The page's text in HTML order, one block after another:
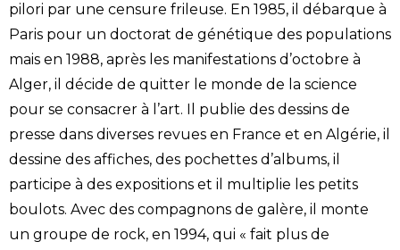
pilori par une censure frileuse. En 1985, il débarque à
Paris pour un doctorat de génétique des populations
mais en 1988, après les manifestations d’octobre à
Alger, il décide de quitter le monde de la science
pour se consacrer à l’art. Il publie des dessins de
presse dans diverses revues en France et en Algérie, il
dessine des affiches, des pochettes d’albums, il
participe à des expositions et il multiplie les petits
boulots. Avec des compagnons de galère, il monte
un groupe de rock, en 1994, qui « fait plus de